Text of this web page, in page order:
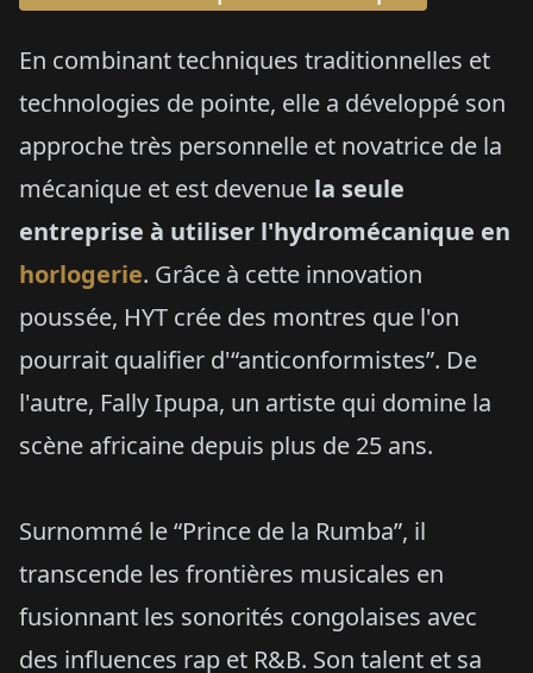
En combinant techniques traditionnelles et
technologies de pointe, elle a développé son
approche très personnelle et novatrice de la
mécanique et est devenue la seule
entreprise à utiliser l'hydromécanique en
horlogerie. Grâce à cette innovation
poussée, HYT crée des montres que l'on
pourrait qualifier d'“anticonformistes”. De
l'autre, Fally Ipupa, un artiste qui domine la
scène africaine depuis plus de 25 ans.
Surnommé le “Prince de la Rumba”, il
transcende les frontières musicales en
fusionnant les sonorités congolaises avec
des influences rap et R&B. Son talent et sa